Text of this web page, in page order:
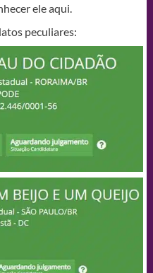
ele aqui.
peculiares: